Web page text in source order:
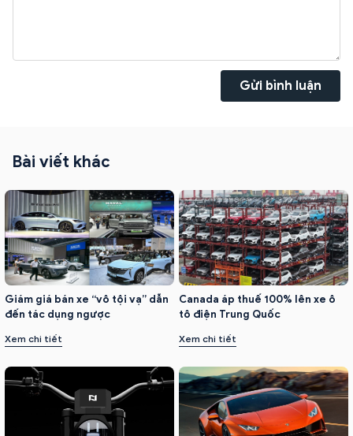
Gửi bình luận
Bài viết khác
Giám giá bán xe “vô tội vạ” dẫn
đến tác dụng ngược
Xem chi tiết
Canada áp thuế 100% lên xe ô
tô điện Trung Quốc
Xem chi tiết